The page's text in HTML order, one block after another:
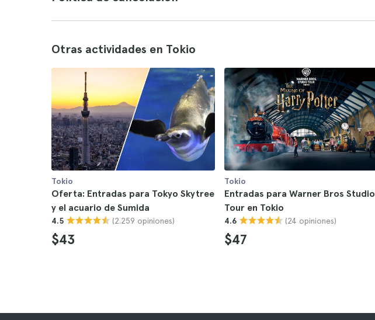
Otras actividades en Tokio
Tokio
Oferta: Entradas para Tokyo Skytree
y el acuario de Sumida
4.5 (2.259 opiniones)
$43
Tokio
Entradas para Warner Bros Studio
Tour en Tokio
4.6 (24 opiniones)
$47